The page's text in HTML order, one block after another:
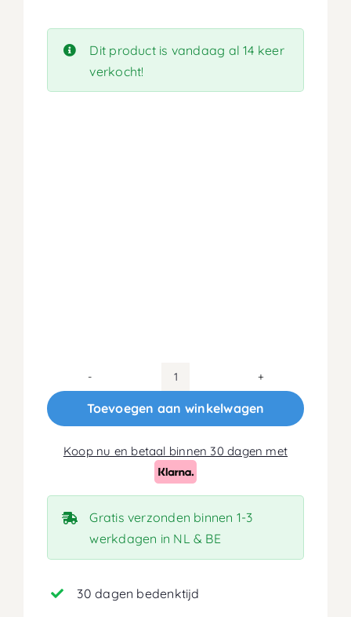
Dit product is vandaag al 14 keer
verkocht!
100x210
Koudschuim
20cm
aantal
Toevoegen aan winkelwagen
Koop nu en betaal binnen 30 dagen met
Gratis verzonden binnen 1-3
werkdagen in NL & BE
30 dagen bedenktijd